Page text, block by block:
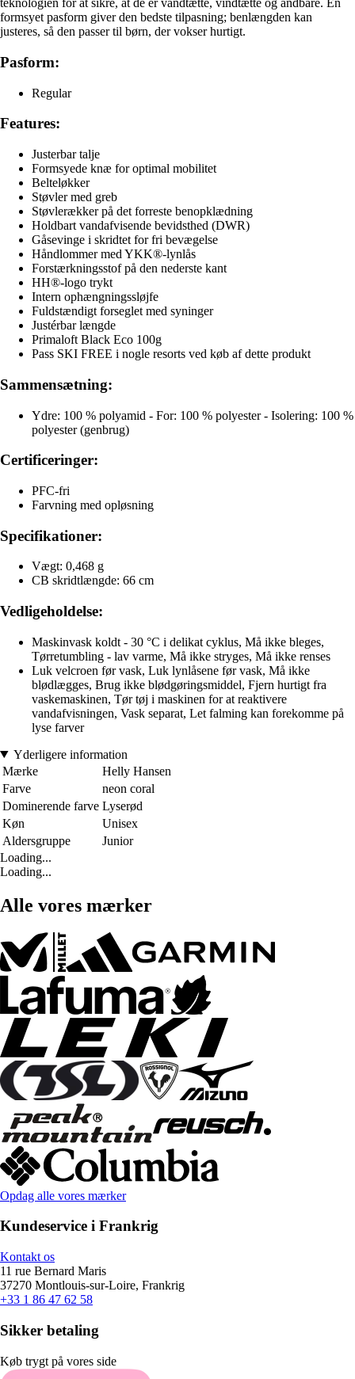
teknologien for at sikre, at de er vandtætte, vindtætte og åndbare. En
formsyet pasform giver den bedste tilpasning; benlængden kan
justeres, så den passer til børn, der vokser hurtigt.
Pasform:
Regular
Features:
Justerbar talje
Formsyede knæ for optimal mobilitet
Belteløkker
Støvler med greb
Støvlerækker på det forreste benopklædning
Holdbart vandafvisende bevidsthed (DWR)
Gåsevinge i skridtet for fri bevægelse
Håndlommer med YKK®-lynlås
Forstærkningsstof på den nederste kant
HH®-logo trykt
Intern ophængningssløjfe
Fuldstændigt forseglet med syninger
Justérbar længde
Primaloft Black Eco 100g
Pass SKI FREE i nogle resorts ved køb af dette produkt
Sammensætning:
Ydre: 100 % polyamid - For: 100 % polyester - Isolering: 100 %
polyester (genbrug)
Certificeringer:
PFC-fri
Farvning med opløsning
Specifikationer:
Vægt: 0,468 g
CB skridtlængde: 66 cm
Vedligeholdelse:
Maskinvask koldt - 30 °C i delikat cyklus, Må ikke bleges,
Tørretumbling - lav varme, Må ikke stryges, Må ikke renses
Luk velcroen før vask, Luk lynlåsene før vask, Må ikke
blødlægges, Brug ikke blødgøringsmiddel, Fjern hurtigt fra
vaskemaskinen, Tør tøj i maskinen for at reaktivere
vandafvisningen, Vask separat, Let falming kan forekomme på
lyse farver
Yderligere information
Mærke
Helly Hansen
Farve
neon coral
Dominerende farve Lyserød
Køn
Unisex
Aldersgruppe
Junior
Loading...
Loading...
Alle vores mærker
Opdag alle vores mærker
Kundeservice i Frankrig
Kontakt os
11 rue Bernard Maris
37270 Montlouis-sur-Loire, Frankrig
+33 1 86 47 62 58
Sikker betaling
Køb trygt på vores side